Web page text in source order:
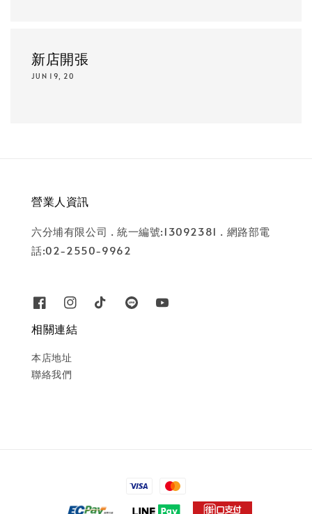
新店開張
JUN 19, 20
營業人資訊
六分埔有限公司 . 統一編號:13092381 . 網路部電
話:02-2550-9962
相關連結
本店地址
聯絡我們